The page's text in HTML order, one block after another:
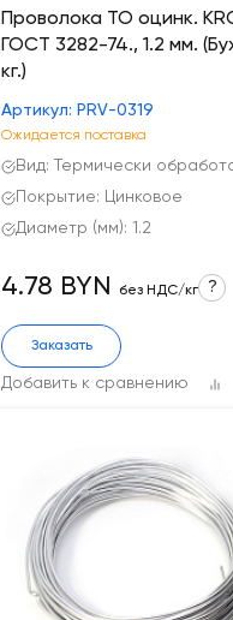
Проволока ТО оцинк.
ГОСТ 3282-74., 1.2 мм.
кг.)
Артикул: PRV-0319
Ожидается поставка
Вид: Термически
Покрытие: Цинковое
Диаметр (мм): 1.2
Добавить к сравнению
4.78 BYN без НДС/кг ?
Заказать